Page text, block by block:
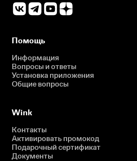
Помощь
Информация
Вопросы и ответы
Установка приложения
Общие вопросы
Wink
Контакты
Активировать промокод
Подарочный сертификат
Документы